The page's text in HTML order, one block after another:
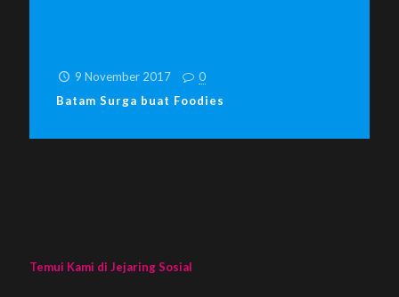
9 November 2017
0
Batam Surga buat Foodies
Temui Kami di Jejaring Sosial